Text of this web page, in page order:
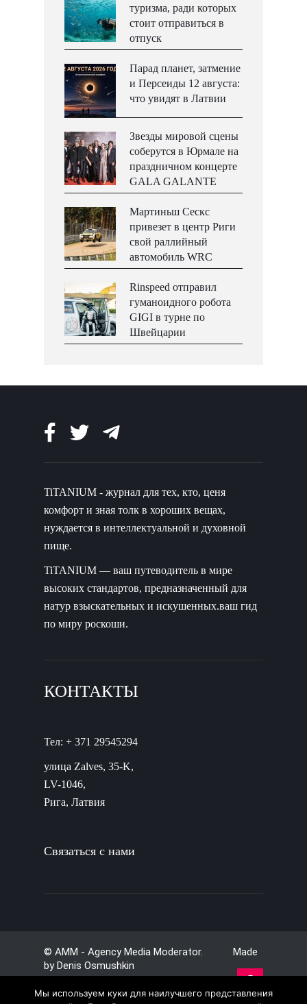
туризма, ради которых
стоит отправиться в
отпуск
Парад планет, затмение
и Персеиды 12 августа:
что увидят в Латвии
Звезды мировой сцены
соберутся в Юрмале на
праздничном концерте
GALA GALANTE
Мартиньш Сескс
привезет в центр Риги
свой раллийный
автомобиль WRC
Rinspeed отправил
гуманоидного робота
GIGI в турне по
Швейцарии
TiTANIUM - журнал для тех, кто, ценя
комфорт и зная толк в хороших вещах,
нуждается в интеллектуальной и духовной
пище.
TiTANIUM — ваш путеводитель в мире
высоких стандартов, предназначенный для
натур взыскательных и искушенных.ваш гид
по миру роскоши.
КОНТАКТЫ
Тел: + 371 29545294
улица Zalves, 35-K,
LV-1046,
Рига, Латвия
Связаться с нами
© AMM - Agency Media Moderator. Made
by Denis Osmushkin
Мы используем куки для наилучшего представления